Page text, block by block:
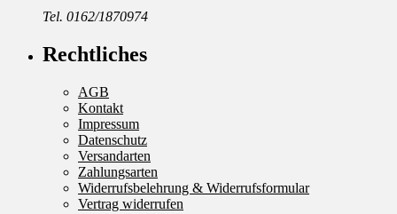
Tel. 0162/1870974
Rechtliches
AGB
Kontakt
Impressum
Datenschutz
Versandarten
Zahlungsarten
Widerrufsbelehrung & Widerrufsformular
Vertrag widerrufen